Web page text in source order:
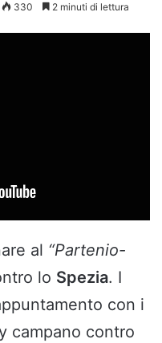
330 2 minuti di lettura
al “Partenio-
lo Spezia. I
con i
campano contro